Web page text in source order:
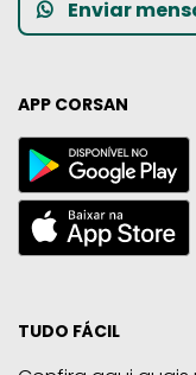
Enviar
APP CORSAN
TUDO FÁCIL